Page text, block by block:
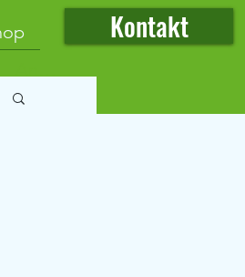
Kontakt